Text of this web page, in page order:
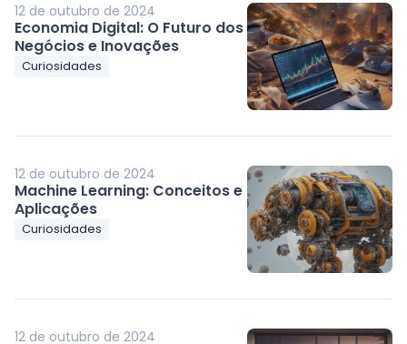
12 de outubro de 2024
Economia Digital: O Futuro dos
Negócios e Inovações
Curiosidades
12 de outubro de 2024
Machine Learning: Conceitos e
Aplicações
Curiosidades
12 de outubro de 2024